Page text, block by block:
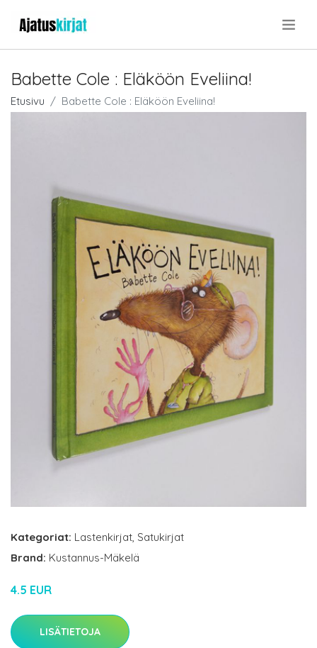
Babette Cole : Eläköön Eveliina!
Etusivu Babette Cole : Eläköön Eveliina!
Kategoriat: Lastenkirjat, Satukirjat
Brand: Kustannus-Mäkelä
4.5 EUR
LISÄTIETOJA